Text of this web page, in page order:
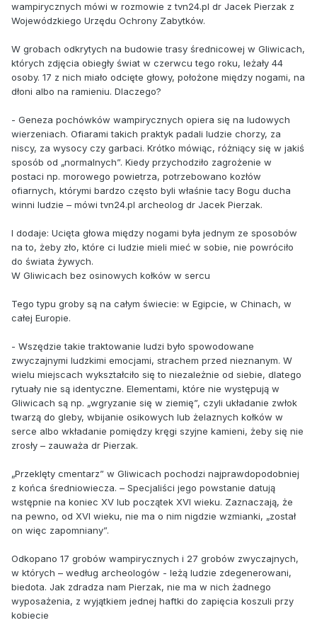
wampirycznych mówi w rozmowie z tvn24.pl dr Jacek Pierzak z
Wojewódzkiego Urzędu Ochrony Zabytków.
W grobach odkrytych na budowie trasy średnicowej w Gliwicach,
których zdjęcia obiegły świat w czerwcu tego roku, leżały 44
osoby. 17 z nich miało odcięte głowy, położone między nogami, na
dłoni albo na ramieniu. Dlaczego?
- Geneza pochówków wampirycznych opiera się na ludowych
wierzeniach. Ofiarami takich praktyk padali ludzie chorzy, za
niscy, za wysocy czy garbaci. Krótko mówiąc, różniący się w jakiś
sposób od „normalnych”. Kiedy przychodziło zagrożenie w
postaci np. morowego powietrza, potrzebowano kozłów
ofiarnych, którymi bardzo często byli właśnie tacy Bogu ducha
winni ludzie – mówi tvn24.pl archeolog dr Jacek Pierzak.
I dodaje: Ucięta głowa między nogami była jednym ze sposobów
na to, żeby zło, które ci ludzie mieli mieć w sobie, nie powróciło
do świata żywych.
W Gliwicach bez osinowych kołków w sercu
Tego typu groby są na całym świecie: w Egipcie, w Chinach, w
całej Europie.
- Wszędzie takie traktowanie ludzi było spowodowane
zwyczajnymi ludzkimi emocjami, strachem przed nieznanym. W
wielu miejscach wykształciło się to niezależnie od siebie, dlatego
rytuały nie są identyczne. Elementami, które nie występują w
Gliwicach są np. „wgryzanie się w ziemię”, czyli układanie zwłok
twarzą do gleby, wbijanie osikowych lub żelaznych kołków w
serce albo wkładanie pomiędzy kręgi szyjne kamieni, żeby się nie
zrosły – zauważa dr Pierzak.
„Przeklęty cmentarz” w Gliwicach pochodzi najprawdopodobniej
z końca średniowiecza. – Specjaliści jego powstanie datują
wstępnie na koniec XV lub początek XVI wieku. Zaznaczają, że
na pewno, od XVI wieku, nie ma o nim nigdzie wzmianki, „został
on więc zapomniany”.
Odkopano 17 grobów wampirycznych i 27 grobów zwyczajnych,
w których – według archeologów - leżą ludzie zdegenerowani,
biedota. Jak zdradza nam Pierzak, nie ma w nich żadnego
wyposażenia, z wyjątkiem jednej haftki do zapięcia koszuli przy
kobiecie